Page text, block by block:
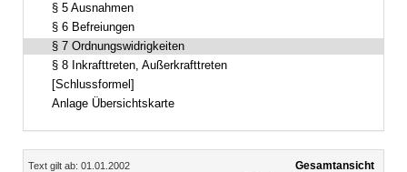
§ 5 Ausnahmen
§ 6 Befreiungen
§ 7 Ordnungswidrigkeiten
§ 8 Inkrafttreten, Außerkrafttreten
[Schlussformel]
Anlage Übersichtskarte
Inhalt
Text gilt ab: 01.01.2002
Gesamtansicht